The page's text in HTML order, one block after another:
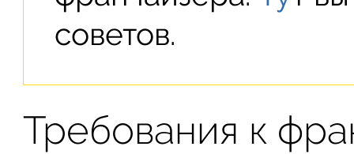
советов.
Требования к